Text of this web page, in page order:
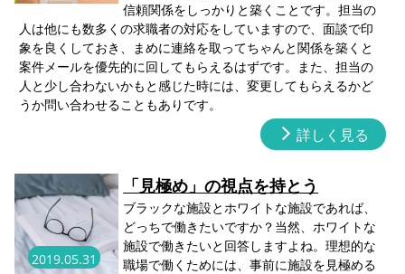
信頼関係をしっかりと築くことです。担当の
人は他にも数多くの求職者の対応をしていますので、面談で印
象を良くしておき、まめに連絡を取ってちゃんと関係を築くと
案件メールを優先的に回してもらえるはずです。また、担当の
人と少し合わないかもと感じた時には、変更してもらえるかど
うか問い合わせることもありです。
詳しく見る
2019.05.31
「見極め」の視点を持とう
ブラックな施設とホワイトな施設であれば、
どっちで働きたいですか？当然、ホワイトな
施設で働きたいと回答しますよね。理想的な
職場で働くためには、事前に施設を見極める